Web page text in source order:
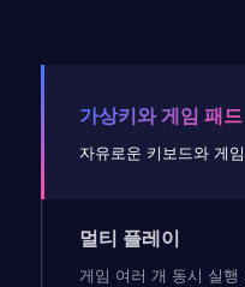
가상키와 게임 패드
자유로운 키보드와 게
멀티 플레이
게임 여러 개 동시 실행